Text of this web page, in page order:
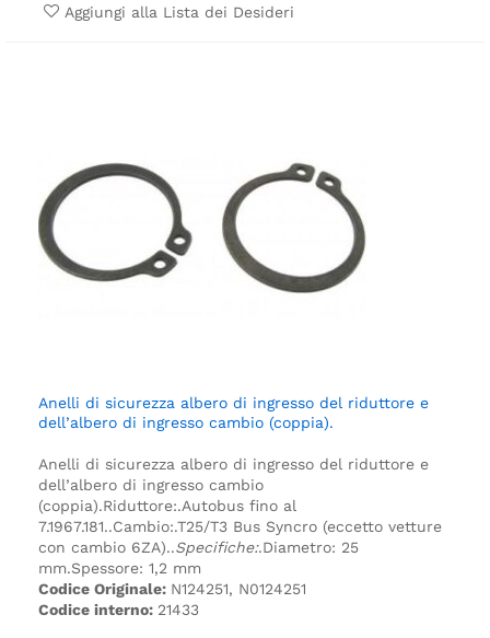
Aggiungi alla Lista dei Desideri
Anelli di sicurezza albero di ingresso del riduttore e
dell’albero di ingresso cambio (coppia).
Anelli di sicurezza albero di ingresso del riduttore e
dell’albero di ingresso cambio
(coppia).Riduttore:.Autobus fino al
7.1967.181..Cambio:.T25/T3 Bus Syncro (eccetto vetture
con cambio 6ZA)..Specifiche:.Diametro: 25
mm.Spessore: 1,2 mm
Codice Originale: N124251, N0124251
Codice interno: 21433